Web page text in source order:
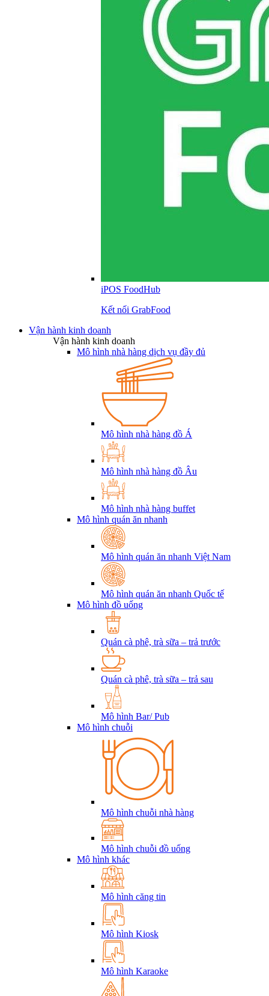
iPOS FoodHub
Kết nối GrabFood
Vận hành kinh doanh
Vận hành kinh doanh
Mô hình nhà hàng dịch vụ đầy đủ
Mô hình nhà hàng đồ Á
Mô hình nhà hàng đồ Âu
Mô hình nhà hàng buffet
Mô hình quán ăn nhanh
Mô hình quán ăn nhanh Việt Nam
Mô hình quán ăn nhanh Quốc tế
Mô hình đồ uống
Quán cà phê, trà sữa – trả trước
Quán cà phê, trà sữa – trả sau
Mô hình Bar/ Pub
Mô hình chuỗi
Mô hình chuỗi nhà hàng
Mô hình chuỗi đồ uống
Mô hình khác
Mô hình căng tin
Mô hình Kiosk
Mô hình Karaoke